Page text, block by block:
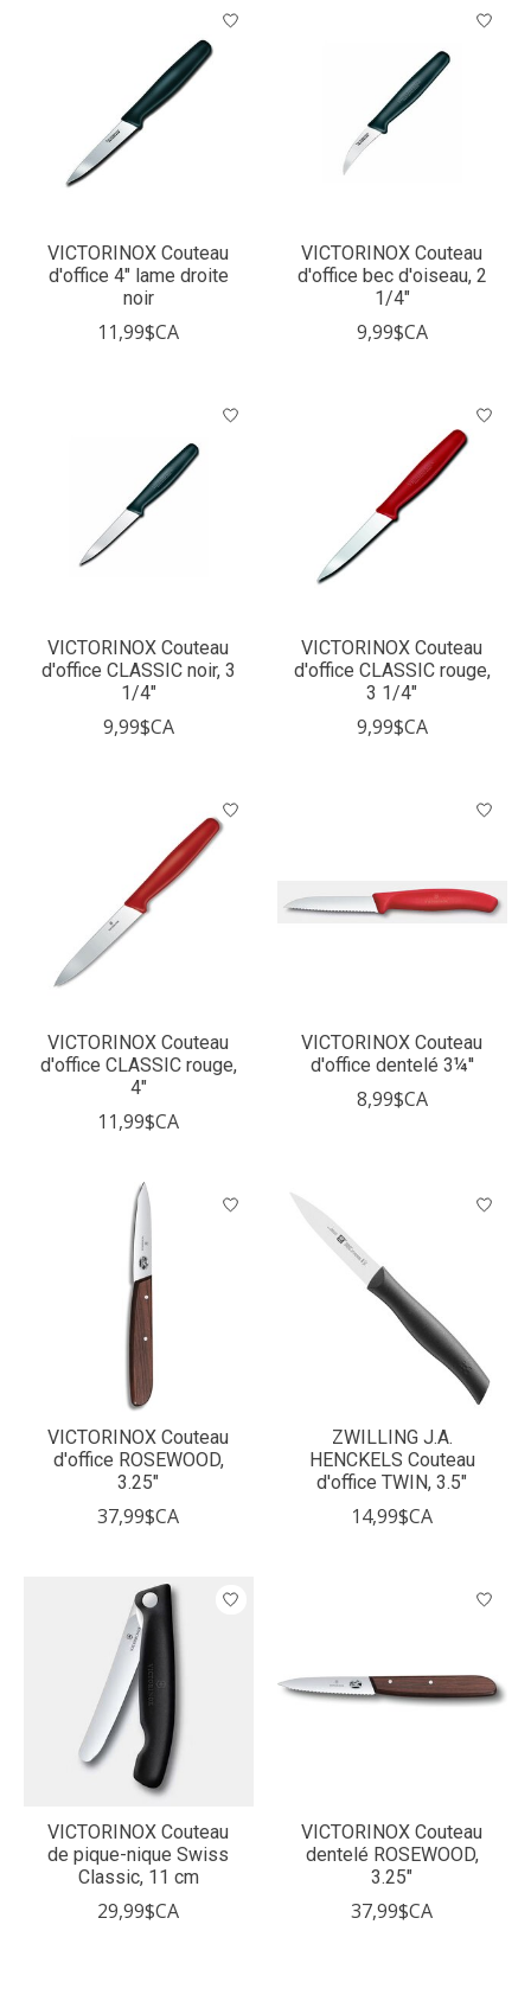
VICTORINOX Couteau
d'office 4" lame droite
noir
11,99$CA
VICTORINOX Couteau
d'office bec d'oiseau, 2
1/4"
9,99$CA
VICTORINOX Couteau
d'office CLASSIC noir, 3
1/4"
9,99$CA
VICTORINOX Couteau
d'office CLASSIC rouge,
3 1/4"
9,99$CA
VICTORINOX Couteau
d'office CLASSIC rouge,
4"
11,99$CA
VICTORINOX Couteau
d'office dentelé 3¼''
8,99$CA
VICTORINOX Couteau
d'office ROSEWOOD,
3.25"
37,99$CA
ZWILLING J.A.
HENCKELS Couteau
d'office TWIN, 3.5"
14,99$CA
VICTORINOX Couteau
de pique-nique Swiss
Classic, 11 cm
29,99$CA
VICTORINOX Couteau
dentelé ROSEWOOD,
3.25"
37,99$CA